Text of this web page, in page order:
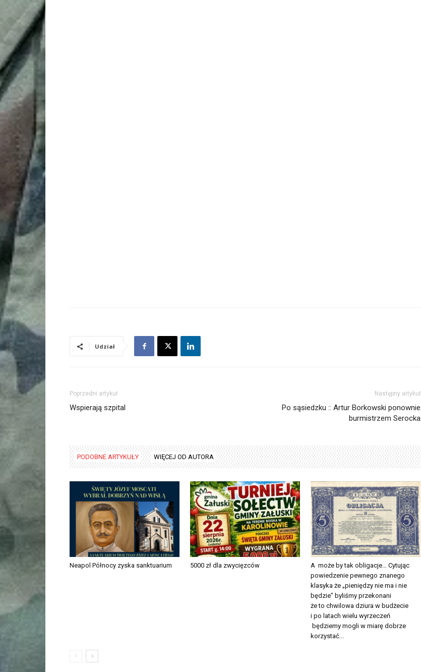
Udział
Poprzedni artykuł
Wspierają szpital
Następny artykuł
Po sąsiedzku :: Artur Borkowski ponownie
burmistrzem Serocka
PODOBNE ARTYKUŁY WIĘCEJ OD AUTORA
Neapol Północy zyska sanktuarium 5000 zł dla zwycięzców
A może by tak obligacje… Cytując
powiedzenie pewnego znanego
klasyka że „pieniędzy nie ma i nie
będzie” byliśmy przekonani
że to chwilowa dziura w budżecie
i po latach wielu wyrzeczeń
będziemy mogli w miarę dobrze
korzystać...